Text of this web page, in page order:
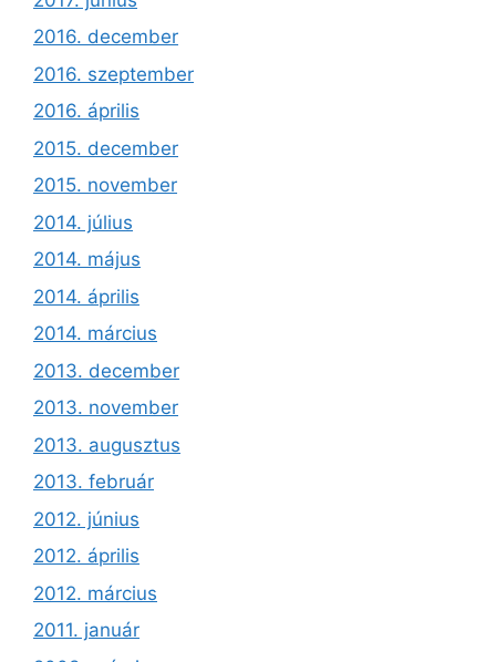
2016. december
2016. szeptember
2016. április
2015. december
2015. november
2014. július
2014. május
2014. április
2014. március
2013. december
2013. november
2013. augusztus
2013. február
2012. június
2012. április
2012. március
2011. január